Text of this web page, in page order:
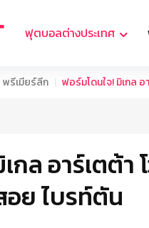
ฟุตบอลต่างประเทศ
พรีเมียร์ลีก ฟอร์มโดนใจ! มิเกล
กล อาร์เตต้า
อย ไบรท์ตัน